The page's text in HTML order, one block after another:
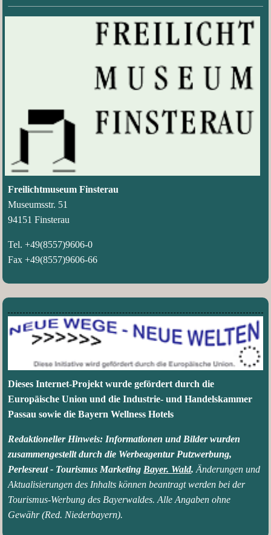
Freilichtmuseum Finsterau
Museumsstr. 51
94151 Finsterau
Tel. +49(8557)9606-0
Fax +49(8557)9606-66
Dieses Internet-Projekt wurde gefördert durch die
Europäische Union und die Industrie- und Handelskammer
Passau sowie dieBayern Wellness Hotels
Redaktioneller Hinweis: Informationen und Bilder wurden
zusammengestellt durch die Werbeagentur Putzwerbung,
Perlesreut - Tourismus Marketing Bayer. Wald. Änderungen und
Aktualisierungen des Inhalts können beantragt werden bei der
Tourismus-Werbung des Bayerwaldes. Alle Angaben ohne
Gewähr (Red. Niederbayern).